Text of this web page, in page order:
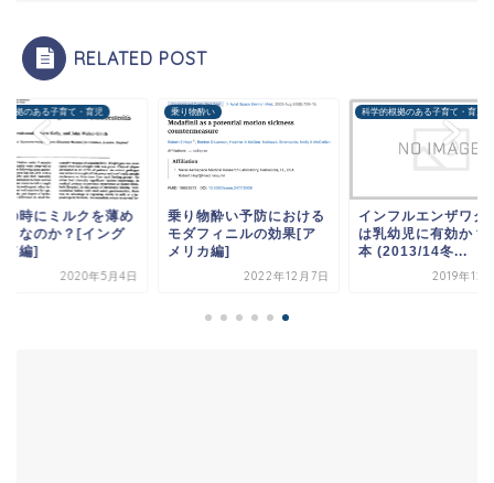
RELATED POST
根拠のある子育て・育児
の時にミルクを薄め
きなのか？[イング
ド編]
2020年5月4日
乗り物酔い
乗り物酔い予防における
モダフィニルの効果[ア
メリカ編]
2022年12月7日
科学的根拠のある子育て・育児
インフルエンザワク
は乳幼児に有効か？
本 (2013/14冬...
2019年12